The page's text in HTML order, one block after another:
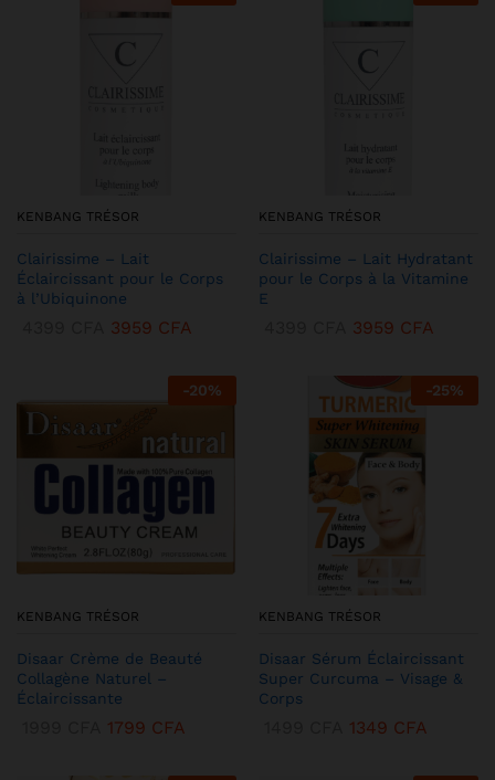
KENBANG TRÉSOR
Clairissime – Lait
Éclaircissant pour le Corps
à l’Ubiquinone
3959 CFA
KENBANG TRÉSOR
Clairissime – Lait Hydratant
pour le Corps à la Vitamine
E
3959 CFA
-20%
KENBANG TRÉSOR
Disaar Crème de Beauté
Collagène Naturel –
Éclaircissante
1799 CFA
-25%
KENBANG TRÉSOR
Disaar Sérum Éclaircissant
Super Curcuma – Visage &
Corps
1349 CFA